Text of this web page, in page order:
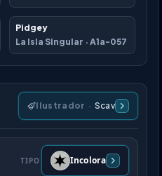
A3a-095
Pidgey
La Isla Singular · A1a-057
Ilustrador · Scav
TIPO Incolora